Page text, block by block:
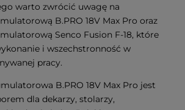
warto zwrócić uwagę na
B.PRO 18V Max Pro oraz
Senco Fusion F-18, które
i wszechstronność w
pracy.
B.PRO 18V Max Pro jest
dla dekarzy, stolarzy,